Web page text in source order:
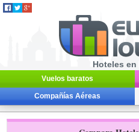
Hoteles
Vuelos baratos
Compañías Aéreas